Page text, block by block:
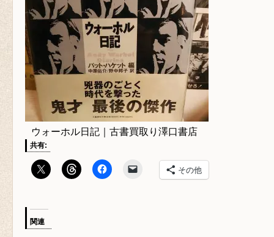
ウォーホル日記｜古書買取り澤口書店
共有:
その他
関連